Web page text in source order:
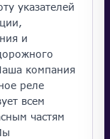
указателей
и
компания
реле
всем
частям